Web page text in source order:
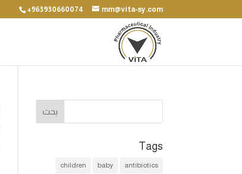
+963930660074 mm@vita-sy.com
Tags
antibiotics
baby
children